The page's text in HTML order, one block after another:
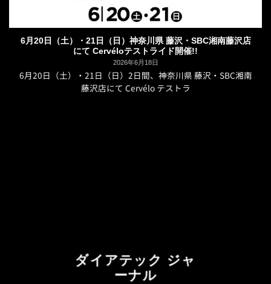
6月20日（土）・21日（日）神奈川県 藤沢・SBC湘南藤沢店
にて Cervéloテストライド開催!!
2026年6月18日
6月20日（土）・21日（日）2日間、神奈川県 藤沢・SBC湘南
藤沢店にて Cervélo テストラ
ダイアテック ジャ
ーナル